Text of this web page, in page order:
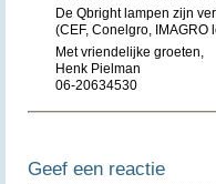
De Qbright lampen zijn
(CEF, Conelgro,
Met vriendelijke groeten,
Henk Pielman
06-20634530
Geef een reactie